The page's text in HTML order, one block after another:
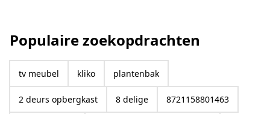
Populaire zoekopdrachten
tv meubel kliko plantenbak
2 deurs opbergkast 8 delige 8721158801463